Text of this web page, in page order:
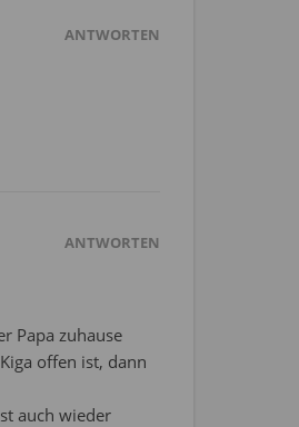
ANTWORTEN
ANTWORTEN
Papa zuhause
offen ist, dann
auch wieder